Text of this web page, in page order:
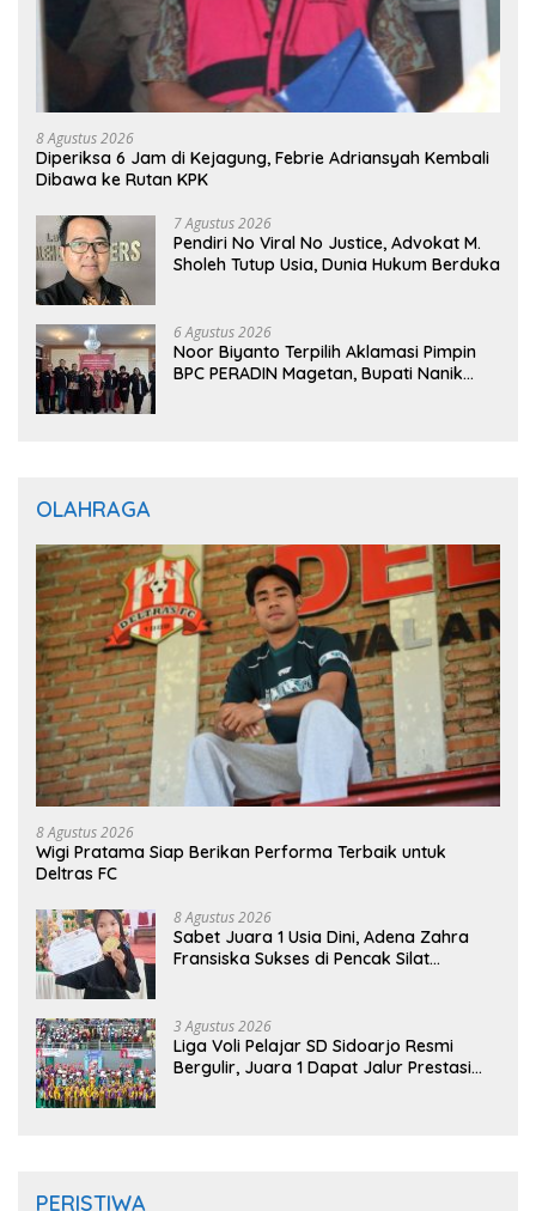
8 Agustus 2026
Diperiksa 6 Jam di Kejagung, Febrie Adriansyah Kembali
Dibawa ke Rutan KPK
7 Agustus 2026
Pendiri No Viral No Justice, Advokat M.
Sholeh Tutup Usia, Dunia Hukum Berduka
6 Agustus 2026
Noor Biyanto Terpilih Aklamasi Pimpin
BPC PERADIN Magetan, Bupati Nanik
OLAHRAGA
8 Agustus 2026
Wigi Pratama Siap Berikan Performa Terbaik untuk
Deltras FC
8 Agustus 2026
Sabet Juara 1 Usia Dini, Adena Zahra
Fransiska Sukses di Pencak Silat
3 Agustus 2026
Liga Voli Pelajar SD Sidoarjo Resmi
Bergulir, Juara 1 Dapat Jalur Prestasi
PERISTIWA